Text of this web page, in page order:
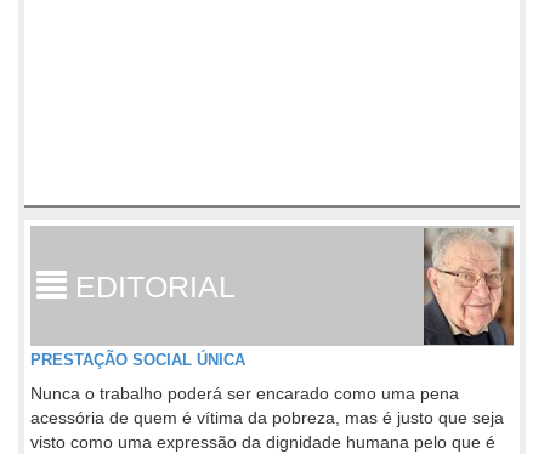
EDITORIAL
PRESTAÇÃO SOCIAL ÚNICA
Nunca o trabalho poderá ser encarado como uma pena
acessória de quem é vítima da pobreza, mas é justo que seja
visto como uma expressão da dignidade humana pelo que é